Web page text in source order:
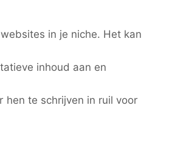
in je niche. Het kan
inhoud aan en
hen te schrijven in ruil voor